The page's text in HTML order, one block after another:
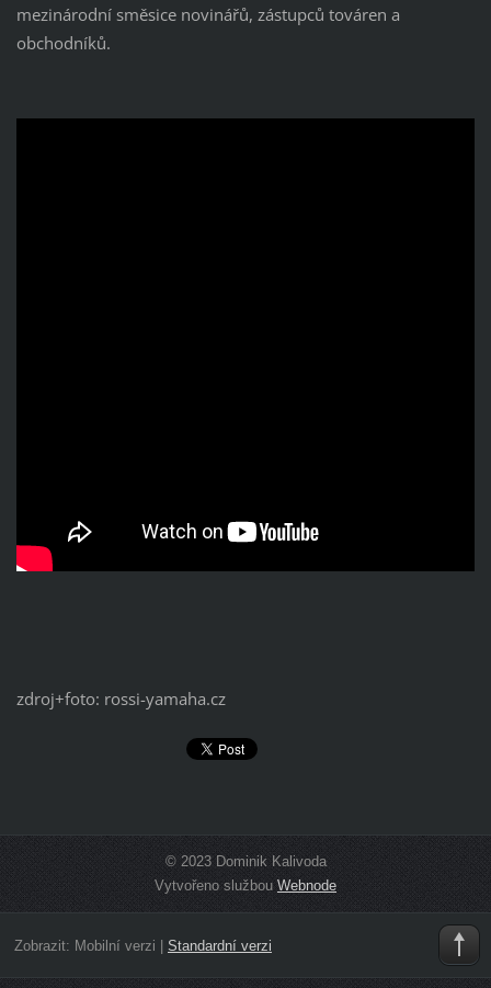
mezinárodní směsice novinářů, zástupců továren a
obchodníků.
zdroj+foto: rossi-yamaha.cz
© 2023 Dominik Kalivoda
Vytvořeno službou Webnode
Zobrazit: Mobilní verzi Standardní verzi